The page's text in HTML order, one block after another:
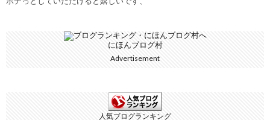
にほんブログ村
Advertisement
人気ブログランキング